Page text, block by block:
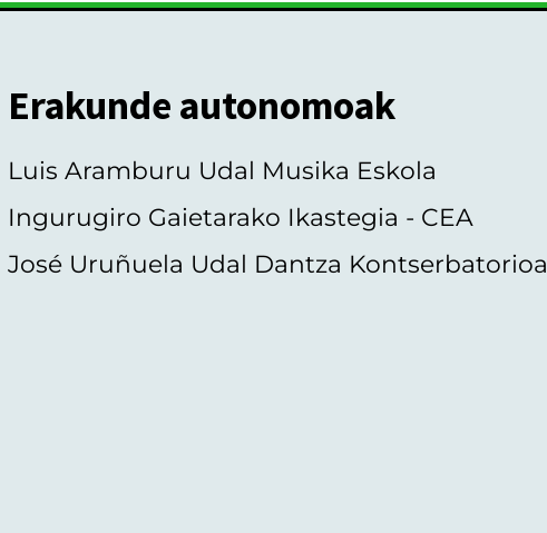
Erakunde autonomoak
Luis Aramburu Udal Musika Eskola
Ingurugiro Gaietarako Ikastegia - CEA
José Uruñuela Udal Dantza Kontserbatorioa